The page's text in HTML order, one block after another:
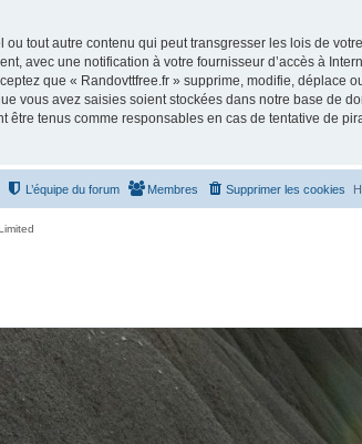
tout autre contenu qui peut transgresser les lois de
avec une notification à votre fournisseur d’accès à
que « Randovttfree.fr » supprime, modifie, déplace
vous avez saisies soient stockées dans notre base de
tenus comme responsables en cas de tentative de
Supprimer les cookies
Membres
L’équipe du forum